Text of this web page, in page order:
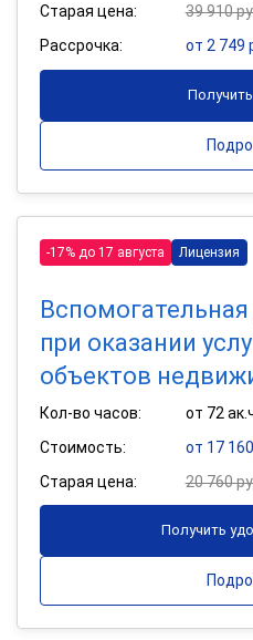
Старая цена:
39 910
Рассрочка:
от 2 749
-17% до 17 августа Лицензия
при оказании
объектов
Кол-во часов:
от 72
Стоимость:
от 17 160
Старая цена:
20 760
Получить